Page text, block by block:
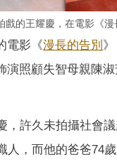
戲的王耀慶，在電影《漫
電影《漫長的告別
演照顧失智母親陳
，許久未拍攝社會
人，而他的爸爸74